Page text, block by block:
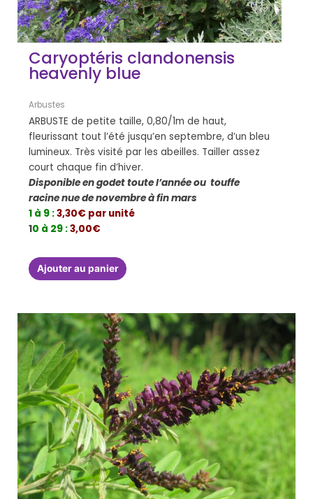
Caryoptéris clandonensis
heavenly blue
Arbustes
ARBUSTE de petite taille, 0,80/1m de haut,
fleurissant tout l’été jusqu’en septembre, d’un bleu
lumineux. Très visité par les abeilles. Tailler assez
court chaque fin d’hiver.
Disponible en godet toute l’année ou touffe
racine nue de novembre à fin mars
1 à 9 :3,30€ par unité
10 à 29 :3,00€
Ajouter au panier